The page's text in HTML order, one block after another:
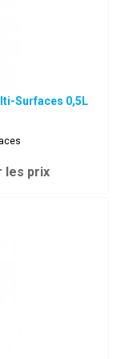
Surfaces 0,5L
les prix